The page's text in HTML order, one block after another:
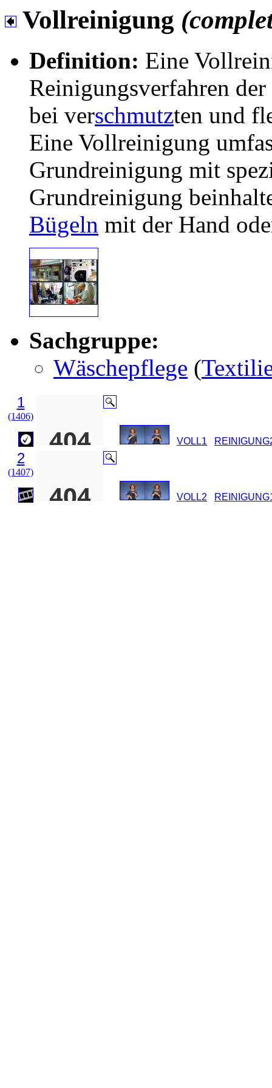
Vollreinigung
Definition: Eine
Reinigungsverfahren der
bei verschmutzten und
Eine Vollreinigung
Grundreinigung mit
Grundreinigung
Bügeln mit der Hand
Sachgruppe:
Wäschepflege (
1
(1406)
VOLL1
2
(1407)
VOLL2